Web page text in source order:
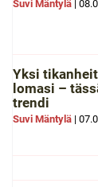
Suvi Mäntylä |
Yksi
lomasi –
trendi
Suvi Mäntylä |